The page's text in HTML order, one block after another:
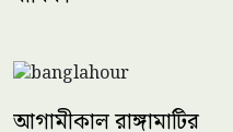
আগামীকাল রাঙ্গামাটির